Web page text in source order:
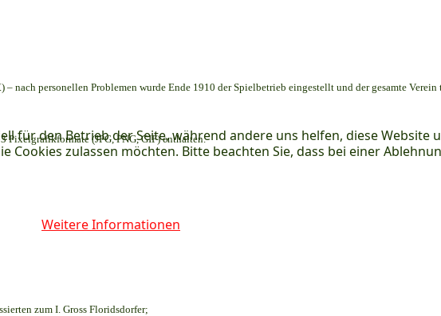
für den Betrieb der Seite, während andere uns helfen, diese Website
Cookies zulassen möchten. Bitte beachten Sie, dass bei einer
Weitere Informationen
– nach personellen Problemen wurde Ende 1910 der Spielbetrieb eingestellt und der gesamte
Pixelgrafikformate (JPG, PNG, GIF) enthalten.
zum I. Gross Floridsdorfer;